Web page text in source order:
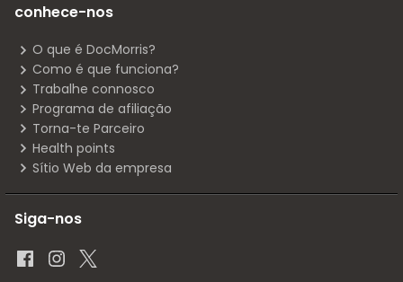
conhece-nos
O que é DocMorris?
Como é que funciona?
Trabalhe connosco
Programa de afiliação
Torna-te Parceiro
Health points
Sítio Web da empresa
Siga-nos